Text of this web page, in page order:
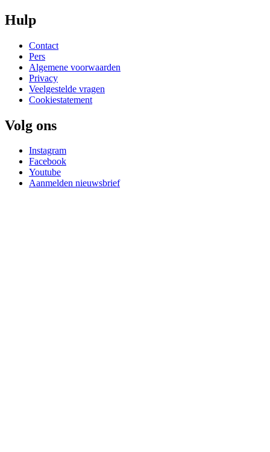
Hulp
Contact
Pers
Algemene voorwaarden
Privacy
Veelgestelde vragen
Cookiestatement
Volg ons
Instagram
Facebook
Youtube
Aanmelden nieuwsbrief